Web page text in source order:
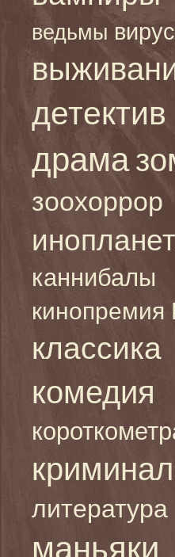
ведьмы
детектив
драма
зоохоррор
каннибалы
кинопремия
классика
комедия
криминал
литература
маньяки